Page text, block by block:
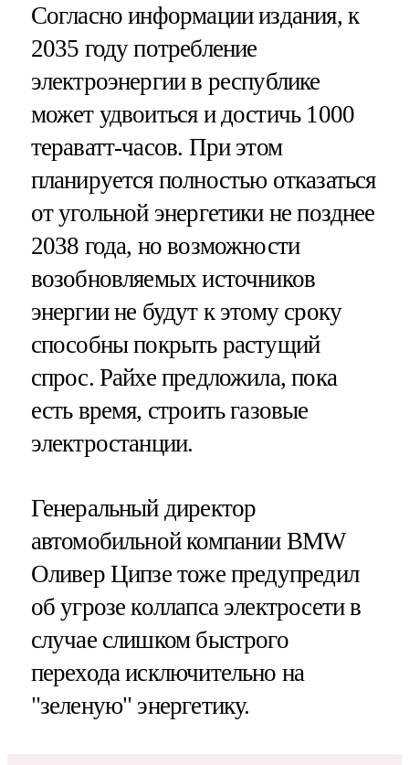
Согласно информации издания, к
2035 году потребление
электроэнергии в республике
может удвоиться и достичь 1000
тераватт-часов. При этом
планируется полностью отказаться
от угольной энергетики не позднее
2038 года, но возможности
возобновляемых источников
энергии не будут к этому сроку
способны покрыть растущий
спрос. Райхе предложила, пока
есть время, строить газовые
электростанции.
Генеральный директор
автомобильной компании BMW
Оливер Ципзе тоже предупредил
об угрозе коллапса электросети в
случае слишком быстрого
перехода исключительно на
"зеленую" энергетику.